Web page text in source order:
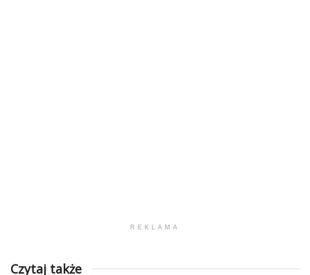
REKLAMA
Czytaj także